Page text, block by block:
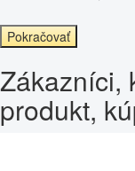
Pokračovať
Zákazníci,
produkt,